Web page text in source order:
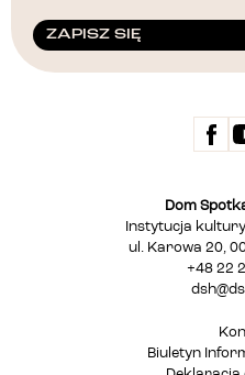
ZAPISZ SIĘ
Dom
Instytucja
ul. Karowa 20,
+48 22
Biuletyn